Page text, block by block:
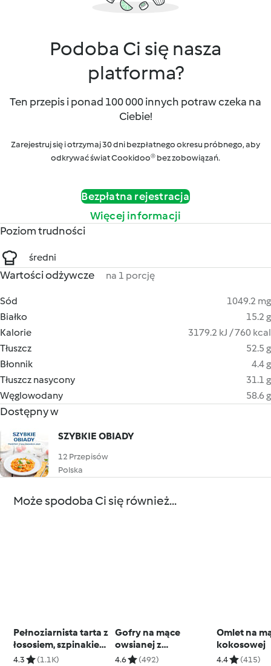
Podoba Ci się nasza
platforma?
Ten przepis i ponad 100 000 innych potraw czeka na
Ciebie!
Zarejestruj się i otrzymaj 30 dni bezpłatnego okresu próbnego, aby
odkrywać świat Cookidoo® bez zobowiązań.
Bezpłatna rejestracja
Więcej informacji
Poziom trudności
średni
Wartości odżywcze na 1 porcję
Sód
1049.2 mg
Białko
15.2 g
Kalorie
3179.2 kJ / 760 kcal
Tłuszcz
52.5 g
Błonnik
4.4 g
Tłuszcz nasycony
31.1 g
Węglowodany
58.6 g
Dostępny w
SZYBKIE OBIADY
12 Przepisów
Polska
Może spodoba Ci się również...
Pełnoziarnista tarta z
łososiem, szpinakiem
i pomidorkami
4.3 (1.1K)
Gofry na mące
owsianej z
bazyliowym
4.6 (492)
Omlet na
kokosowej
4.4 (415)